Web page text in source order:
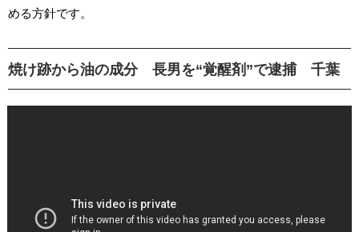
める方針です。
焼け跡から油の成分 長男を“覚醒剤”で逮捕 千葉